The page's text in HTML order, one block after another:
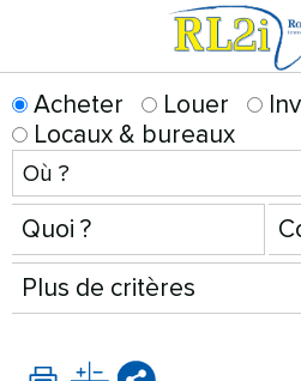
Acheter Louer
Locaux & bureaux